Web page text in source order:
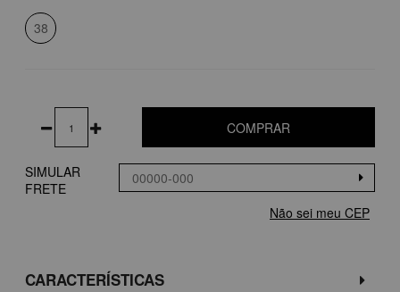
38
COMPRAR
SIMULAR
FRETE
Não sei meu CEP
CARACTERÍSTICAS